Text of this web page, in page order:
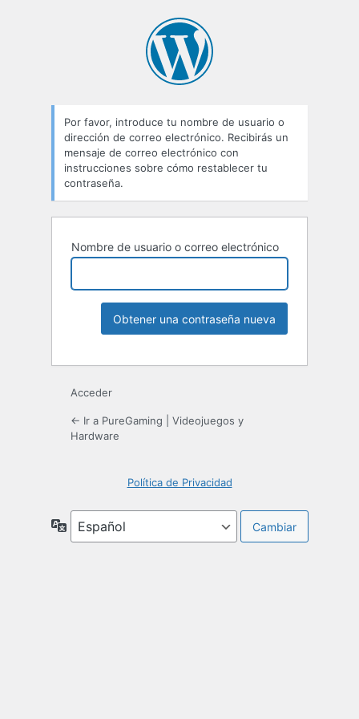
Por favor, introduce tu nombre de usuario o
dirección de correo electrónico. Recibirás un
mensaje de correo electrónico con
instrucciones sobre cómo restablecer tu
contraseña.
Nombre de usuario o correo electrónico
Acceder
← Ir a PureGaming | Videojuegos y
Hardware
Política de Privacidad
Idioma